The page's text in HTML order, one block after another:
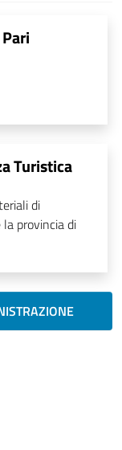
Turistica
di
provincia di